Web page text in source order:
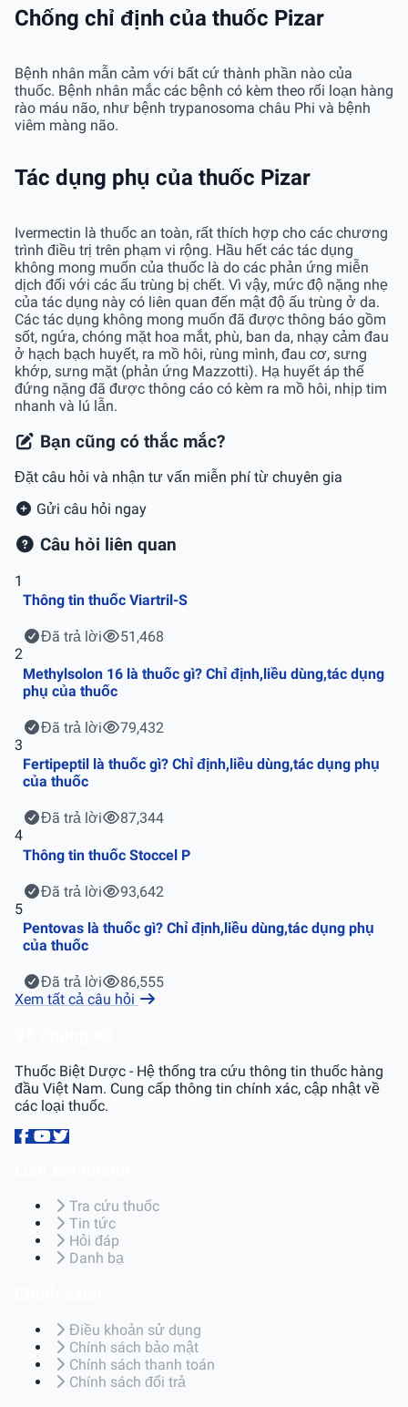
Chống chỉ định của thuốc Pizar
Bệnh nhân mẫn cảm với bất cứ thành phần nào của
thuốc. Bệnh nhân mắc các bệnh có kèm theo rối loạn hàng
rào máu não, như bệnh trypanosoma châu Phi và bệnh
viêm màng não.
Tác dụng phụ của thuốc Pizar
Ivermectin là thuốc an toàn, rất thích hợp cho các chương
trình điều trị trên phạm vi rộng. Hầu hết các tác dụng
không mong muốn của thuốc là do các phản ứng miễn
dịch đối với các ấu trùng bị chết. Vì vậy, mức độ nặng nhẹ
của tác dụng này có liên quan đến mật độ ấu trùng ở da.
Các tác dụng không mong muốn đã được thông báo gồm
sốt, ngứa, chóng mặt hoa mắt, phù, ban da, nhạy cảm đau
ở hạch bạch huyết, ra mồ hôi, rùng mình, đau cơ, sưng
khớp, sưng mặt (phản ứng Mazzotti). Hạ huyết áp thế
đứng nặng đã được thông cáo có kèm ra mồ hôi, nhịp tim
nhanh và lú lẫn.
Bạn cũng có thắc mắc?
Đặt câu hỏi và nhận tư vấn miễn phí từ chuyên gia
Gửi câu hỏi ngay
Câu hỏi liên quan
1
Thông tin thuốc Viartril-S
Đã trả lời
51,468
2
Methylsolon 16 là thuốc gì? Chỉ định,liều dùng,tác dụng
phụ của thuốc
Đã trả lời
79,432
3
Fertipeptil là thuốc gì? Chỉ định,liều dùng,tác dụng phụ
của thuốc
Đã trả lời
87,344
4
Thông tin thuốc Stoccel P
Đã trả lời
93,642
5
Pentovas là thuốc gì? Chỉ định,liều dùng,tác dụng phụ
của thuốc
Đã trả lời
86,555
Xem tất cả câu hỏi
Thuốc Biệt Dược - Hệ thống tra cứu thông tin thuốc hàng
đầu Việt Nam. Cung cấp thông tin chính xác, cập nhật về
các loại thuốc.
Tra cứu thuốc
Tin tức
Hỏi đáp
Danh bạ
Điều khoản sử dụng
Chính sách bảo mật
Chính sách thanh toán
Chính sách đổi trả